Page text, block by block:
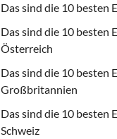
Das sind die 10 besten
Das sind die 10 besten
Österreich
Das sind die 10 besten
Großbritannien
Das sind die 10 besten
Schweiz